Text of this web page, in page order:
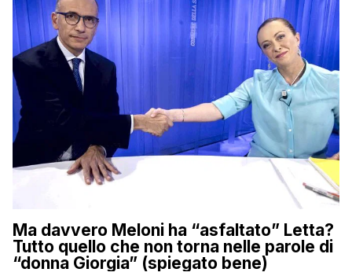
Ma davvero Meloni ha “asfaltato” Letta?
Tutto quello che non torna nelle parole di
“donna Giorgia” (spiegato bene)